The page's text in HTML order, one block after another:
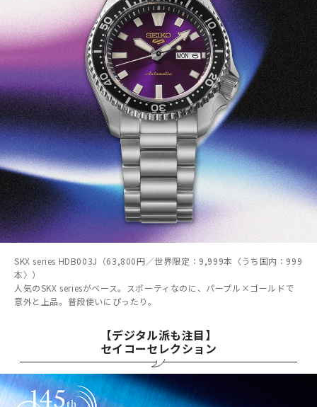
SKX series HDB003J（63,800円／世界限定：9,999本〈うち国内：999
本〉）
人気のSKX seriesがベース。スポーティなのに、パープル×ゴールドで
意外と上品。普段使いにぴったり。
【デジタル派も注目】
セイコーセレクション